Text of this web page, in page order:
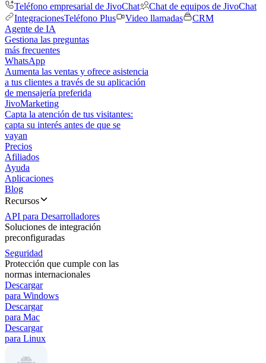
Teléfono empresarial de JivoChat
Chat de equipos de JivoChat
IntegracionesTeléfono Plus Video llamadas
CRM
Agente de IA
Gestiona las preguntas
más frecuentes
WhatsApp
Aumenta las ventas y ofrece asistencia
a tus clientes a través de su aplicación
de mensajería preferida
JivoMarketing
Capta la atención de tus visitantes:
capta su interés antes de que se
vayan
Precios
Afiliados
Ayuda
Aplicaciones
Blog
Recursos
API para Desarrolladores
Soluciones de integración
preconfiguradas
Seguridad
Protección que cumple con las
normas internacionales
Descargar
para Windows
Descargar
para Mac
Descargar
para Linux